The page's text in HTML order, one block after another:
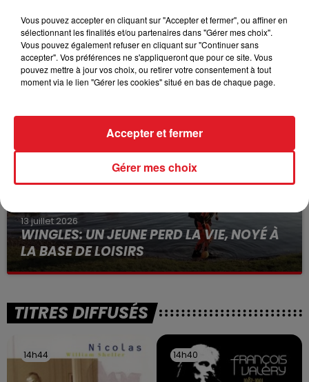
15 juillet 2026
BÉTHUNE: ENQUÊTE POUR HOMICIDE
VOLONTAIRE EN COURS, APRÈS LA...
à des prostituées
13 juillet 2026
WINGLES: UN JEUNE PERD LA VIE, NOYÉ À
LA BASE DE LOISIRS
La victime a coulé à pic
TITRES DIFFUSÉS
14h44
14h44 14h40
14h40
Vous pouvez accepter en cliquant sur "Accepter et fermer", ou affiner en
sélectionnant les finalités et/ou partenaires dans "Gérer mes choix".
Vous pouvez également refuser en cliquant sur "Continuer sans
accepter". Vos préférences ne s'appliqueront que pour ce site. Vous
pouvez mettre à jour vos choix, ou retirer votre consentement à tout
moment via le lien "Gérer les cookies" situé en bas de chaque page.
Gérer mes choix
Accepter et fermer